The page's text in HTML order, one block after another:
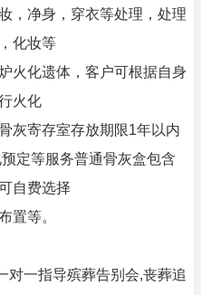
，净身，穿衣等处理，处理
化妆等
火化遗体，客户可根据自身
火化
灰寄存室存放期限1年以内
定等服务普通骨灰盒包含
自费选择
置等。
对一指导殡葬告别会,丧葬追